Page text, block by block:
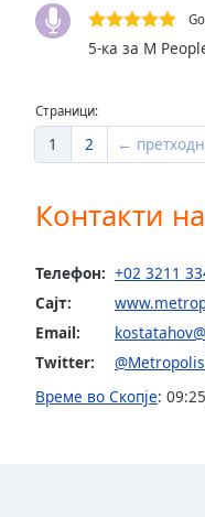
Done
Close
dialog
window.
5-ка за M
Страници:
1 2 ←
Контакти
Телефон: +02 3211
Сајт:
Email:
Twitter:
Време во Скопје: 09:25